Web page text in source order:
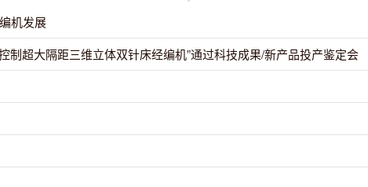
机发展
制超大隔距三维立体双针床经编机”通过科技成果/新产品投产鉴定会